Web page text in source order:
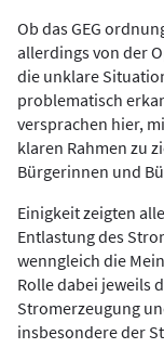
Ob das GEG
allerdings von der
die unklare
problematisch
versprachen hier,
klaren Rahmen zu
Bürgerinnen und
Einigkeit zeigten
Entlastung des
wenngleich die
Rolle dabei jeweils
Stromerzeugung
insbesondere der